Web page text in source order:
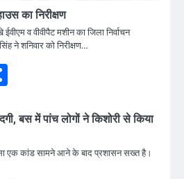
का निरीक्षण
व वीवीपैट मशीन का जिला निर्वाचन
ने शनिवार को निरीक्षण…
बस में पांच लोगों ने किशोरी से किया
एक कांड सामने आने के बाद प्रशासन सख्त है।